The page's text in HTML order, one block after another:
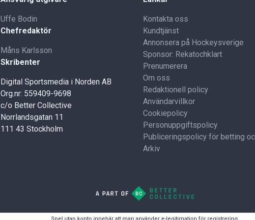
Uffe Bodin
Chefredaktör
Måns Karlsson
Skribenter
Digital Sportsmedia i Norden AB
Org.nr: 559409-9698
c/o Better Collective
Norrlandsgatan 11
111 43 Stockholm
Kontakta oss
Kundtjänst
Annonsera på Hockeysverige
Sponsor: Rekatochklart
Prenumerera
Om oss
Redaktionell policy
Användarvillkor
Cookiepolicy
Personuppgiftspolicy
Publiceringspolicy för betting
Arkiv
Spel utan konto innebär att man använder e-legitimation för registrering.